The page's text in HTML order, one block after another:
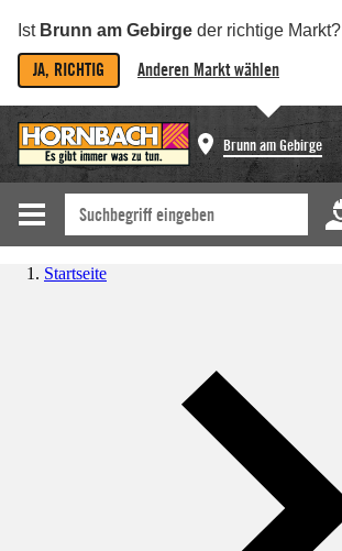
Ist Brunn am Gebirge der richtige Markt?
JA, RICHTIG Anderen Markt wählen
Brunn am Gebirge
Startseite